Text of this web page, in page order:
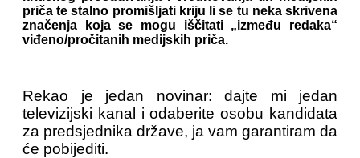
priča te stalno promišljati kriju li se tu neka skrivena
značenja koja se mogu iščitati „između redaka“
viđeno/pročitanih medijskih priča.
Rekao je jedan novinar: dajte mi jedan
televizijski kanal i odaberite osobu kandidata
za predsjednika države, ja vam garantiram da
će pobijediti.